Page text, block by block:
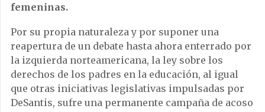
femeninas.
Por su propia naturaleza y por suponer una
reapertura de un debate hasta ahora enterrado por
la izquierda norteamericana, la ley sobre los
derechos de los padres en la educación, al igual
que otras iniciativas legislativas impulsadas por
DeSantis, sufre una permanente campaña de acoso